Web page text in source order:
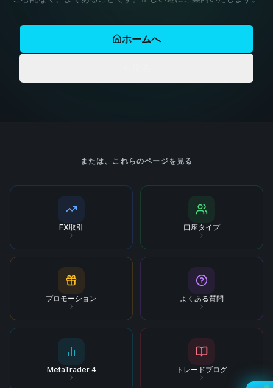
ホームへ
または、これらのページを見る
FX取引 口座タイプ
プロモーション よくある質問
MetaTrader 4 トレードブログ